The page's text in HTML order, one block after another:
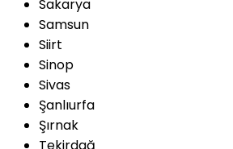
Sakarya
Samsun
Siirt
Sinop
Sivas
Şanlıurfa
Şırnak